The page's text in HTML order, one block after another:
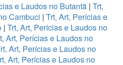
e Laudos no Butantã| Trt,
Cambuci | Trt, Art, Perícias e
| Trt, Art, Perícias e Laudos no
Art, Perícias e Laudos no
Art, Perícias e Laudos no
Art, Perícias e Laudos no